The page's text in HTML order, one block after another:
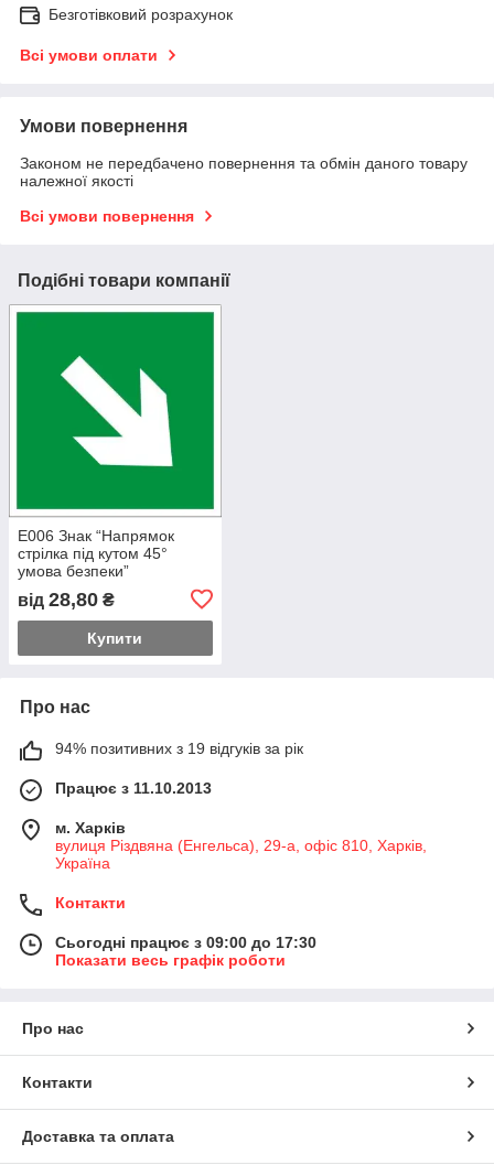
Безготівковий розрахунок
Всі умови оплати
Умови повернення
Законом не передбачено повернення та обмін даного товару
належної якості
Всі умови повернення
Подібні товари компанії
E006 Знак “Напрямок
стрілка під кутом 45°
умова безпеки”
від 28,80 ₴
Купити
Про нас
94% позитивних з 19 відгуків за рік
Працює з 11.10.2013
м. Харків
вулиця Різдвяна (Енгельса), 29-а, офіс 810, Харків,
Україна
Контакти
Сьогодні працює з 09:00 до 17:30
Показати весь графік роботи
Про нас
Контакти
Доставка та оплата